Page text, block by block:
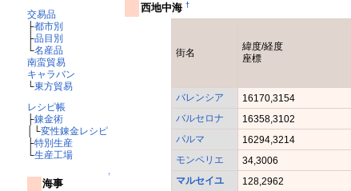
交易品
├都市別
├品目別
└名産品
南蛮貿易
キャラバン
└東方貿易
レシピ帳
├錬金術
│└変性錬金レシピ
├特別生産
└生産工場
↑
海事
西地中海 †
街名
緯度/経度
座標
バレンシア 16170,3154
バルセロナ
16358,3102
パルマ
16294,3214
モンペリエ
34,3006
マルセイユ
128,2962